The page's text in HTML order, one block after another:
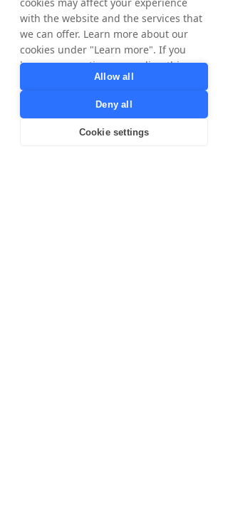
Tradedoubler legt Wert auf eine enge
Zusammenarbeit mit jedem Kunden und
hilft ihm, Umsatz zu erzielen und auf
nationaler und internationaler Ebene
erfolgreich zu sein. Zu den Werbekunden
von Tradedoubler zählen American Express,
ClubMed, Disney, Expedia und CDON. Die
Aktie ist an der Nasdaq OMX der
Stockholmer Börse notiert. Weitere
with the website and the services that
we can offer. Learn more about our
cookies under "Learn more". If you
have any questions regarding this,
privacy@tradedoubler.com
dpo@tradedoubler.com
read more about our data processing
Allow all
Deny all
Cookie settings